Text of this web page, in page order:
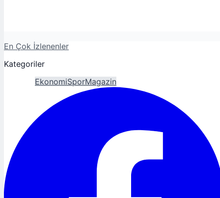
En Çok İzlenenler
Kategoriler
EkonomiSporMagazin